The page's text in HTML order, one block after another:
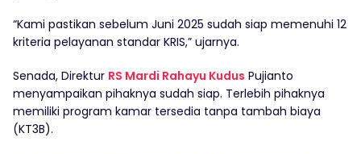
“Kami pastikan sebelum Juni 2025 sudah siap memenuhi 12
kriteria pelayanan standar KRIS,” ujarnya.
Senada, Direktur RS Mardi Rahayu Kudus Pujianto
menyampaikan pihaknya sudah siap. Terlebih pihaknya
memiliki program kamar tersedia tanpa tambah biaya
(KT3B).